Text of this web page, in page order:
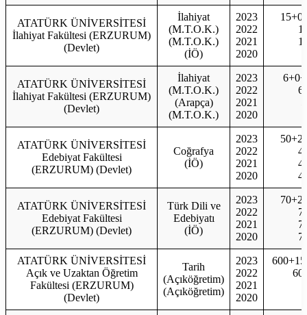
ATATÜRK ÜNİVERSİTESİ
İlahiyat Fakültesi (ERZURUM)
(Devlet)
İlahiyat
(M.T.O.K.)
(M.T.O.K.)
(İÖ)
2023
2022
2021
2020
ATATÜRK ÜNİVERSİTESİ
İlahiyat Fakültesi (ERZURUM)
(Devlet)
İlahiyat
(M.T.O.K.)
(Arapça)
(M.T.O.K.)
2023
2022
2021
2020
ATATÜRK ÜNİVERSİTESİ
Edebiyat Fakültesi
(ERZURUM) (Devlet)
Coğrafya
(İÖ)
2023
2022
2021
2020
ATATÜRK ÜNİVERSİTESİ
Edebiyat Fakültesi
(ERZURUM) (Devlet)
Türk Dili ve
Edebiyatı
(İÖ)
2023
2022
2021
2020
ATATÜRK ÜNİVERSİTESİ
Açık ve Uzaktan Öğretim
Fakültesi (ERZURUM)
(Devlet)
Tarih
(Açıköğretim)
(Açıköğretim)
2023
2022
2021
2020